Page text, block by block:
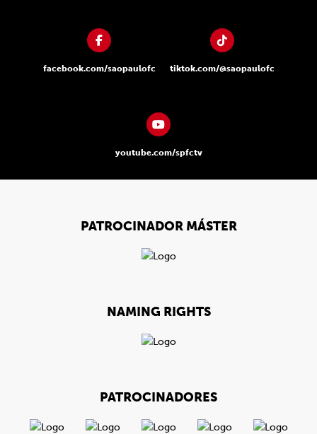
facebook.com/saopaulofc tiktok.com/@saopaulofc
youtube.com/spfctv
PATROCINADOR MÁSTER
NAMING RIGHTS
PATROCINADORES